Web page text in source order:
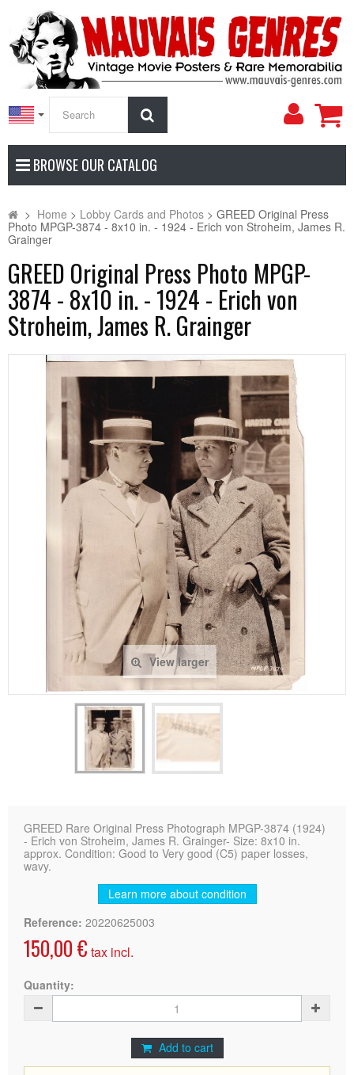
My
BROWSE OUR CATALOG
> Home > Lobby Cards and Photos > GREED Original Press
Photo MPGP-3874 - 8x10 in. - 1924 - Erich von Stroheim, James R.
Grainger
GREED Original Press Photo MPGP-
3874 - 8x10 in. - 1924 - Erich von
Stroheim, James R. Grainger
View larger
GREED Rare Original Press Photograph MPGP-3874 (1924)
- Erich von Stroheim, James R. Grainger- Size: 8x10 in.
approx. Condition: Good to Very good (C5) paper losses,
wavy.
Learn more about condition
Reference: 20220625003
150,00 € tax incl.
Quantity:
Add to cart